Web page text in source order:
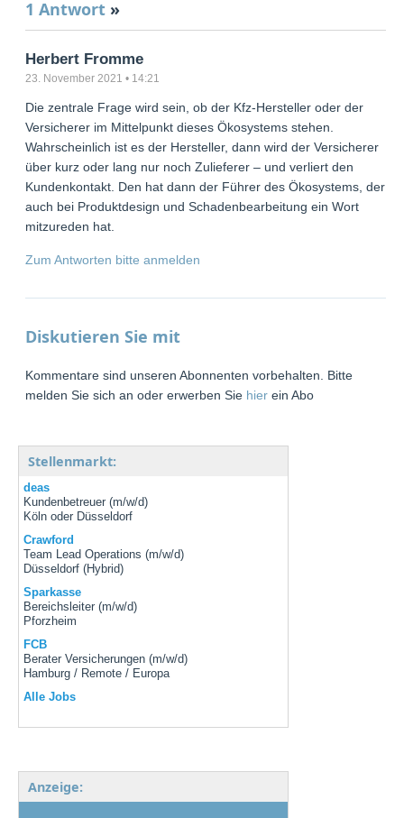
1 Antwort »
Herbert Fromme
23. November 2021 • 14:21
Die zentrale Frage wird sein, ob der Kfz-Hersteller oder der
Versicherer im Mittelpunkt dieses Ökosystems stehen.
Wahrscheinlich ist es der Hersteller, dann wird der Versicherer
über kurz oder lang nur noch Zulieferer – und verliert den
Kundenkontakt. Den hat dann der Führer des Ökosystems, der
auch bei Produktdesign und Schadenbearbeitung ein Wort
mitzureden hat.
Zum Antworten bitte anmelden
Diskutieren Sie mit
Kommentare sind unseren Abonnenten vorbehalten. Bitte
melden Sie sich an oder erwerben Sie hier ein Abo
Stellenmarkt:
deas
Kundenbetreuer (m/w/d)
Köln oder Düsseldorf
Crawford
Team Lead Operations (m/w/d)
Düsseldorf (Hybrid)
Sparkasse
Bereichsleiter (m/w/d)
Pforzheim
FCB
Berater Versicherungen (m/w/d)
Hamburg / Remote / Europa
Alle Jobs
Anzeige: